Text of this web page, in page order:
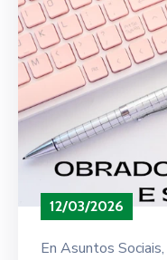
12/03/2026
En Asuntos Sociais‚